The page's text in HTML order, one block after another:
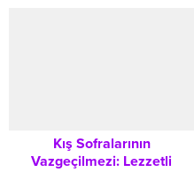
Kış Sofralarının
Vazgeçilmezi: Lezzetli